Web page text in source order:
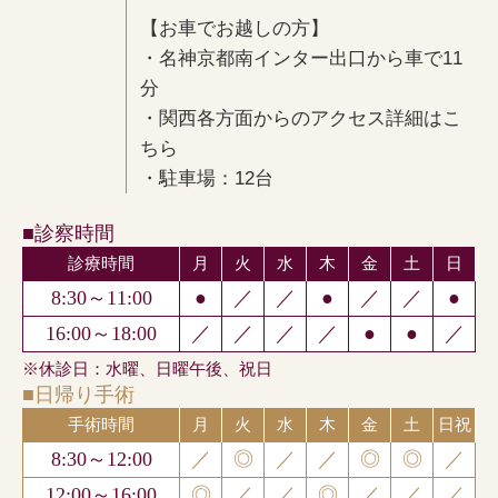
【お車でお越しの方】
・名神京都南インター出口から車で11
分
・関西各方面からのアクセス詳細はこ
ちら
・駐車場：12台